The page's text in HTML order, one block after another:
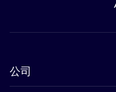
公司